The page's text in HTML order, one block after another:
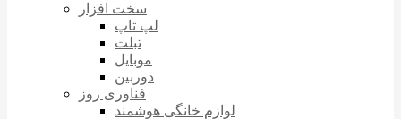
سخت افزار
لپ تاپ
تبلت
موبایل
دوربین
فناوری روز
لوازم خانگی هوشمند